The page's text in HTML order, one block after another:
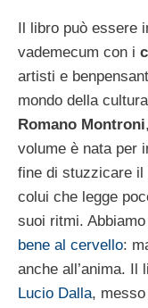
Il libro può essere
vademecum con i
artisti e
mondo della
Romano Montroni
volume è nata per
fine di stuzzicare il
colui che legge
suoi ritmi.
bene al cervello:
anche all’anima. Il
Lucio Dalla,